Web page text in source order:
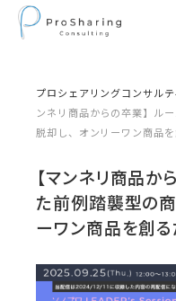
プロシェアリングコンサルテ
ンネリ商品からの卒業】ル
脱却し、オンリーワン商品
【マンネリ商品か
た前例踏襲型の
ーワン商品を創